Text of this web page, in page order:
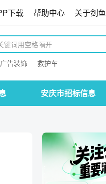
下载 帮助中心 关于剑鱼
广告装饰 救护车
安庆市招标信息